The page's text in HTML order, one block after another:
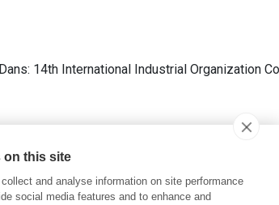
14th International Industrial Organization
on this site
and analyse information on site performance
social media features and to enhance and